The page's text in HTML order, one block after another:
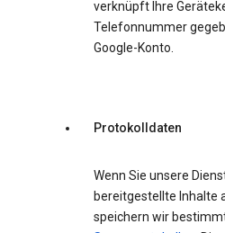
verknüpft Ihre
Telefonnummer
Google-Konto.
Protokolldaten
Wenn Sie unsere
bereitgestellte Inhalte
speichern wir